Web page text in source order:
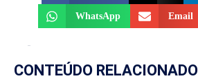
WhatsApp Email
CONTEÚDO RELACIONADO